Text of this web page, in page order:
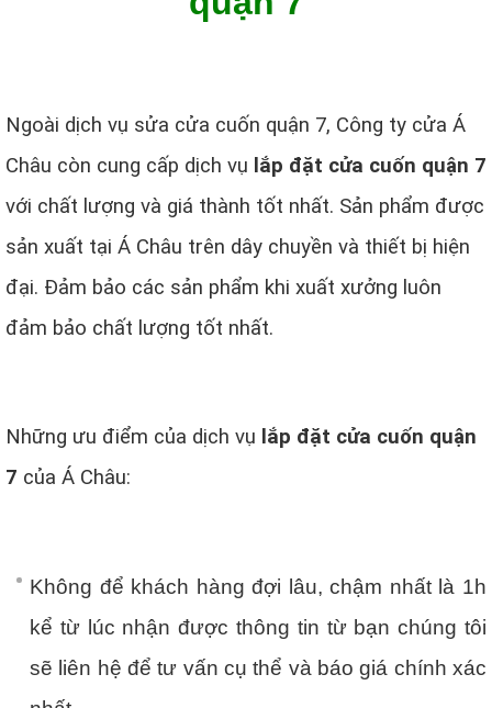
Ngoài dịch vụ sửa cửa cuốn quận 7, Công ty cửa Á
Châu còn cung cấp dịch vụ lắp đặt cửa cuốn quận 7
với chất lượng và giá thành tốt nhất. Sản phẩm được
sản xuất tại Á Châu trên dây chuyền và thiết bị hiện
đại. Đảm bảo các sản phẩm khi xuất xưởng luôn
đảm bảo chất lượng tốt nhất.
Những ưu điểm của dịch vụ lắp đặt cửa cuốn quận
7 của Á Châu:
Không để khách hàng đợi lâu, chậm nhất là 1h
kể từ lúc nhận được thông tin từ bạn chúng tôi
sẽ liên hệ để tư vấn cụ thể và báo giá chính xác